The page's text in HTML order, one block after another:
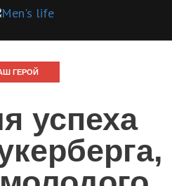
ГЕРОЙ
успеха